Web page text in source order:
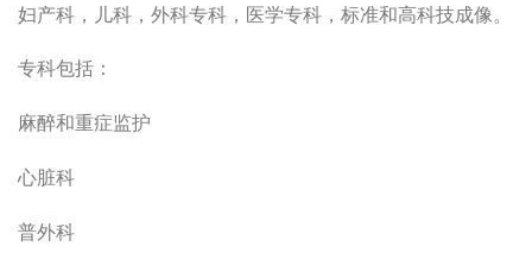
妇产科，儿科，外科专科，医学专科，标准和高科技成像。
专科包括：
麻醉和重症监护
心脏科
普外科